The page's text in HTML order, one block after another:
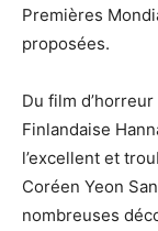
Premières
proposées.
Du film
Finlandaise
l’excellent et
Coréen Yeon
nombreuses